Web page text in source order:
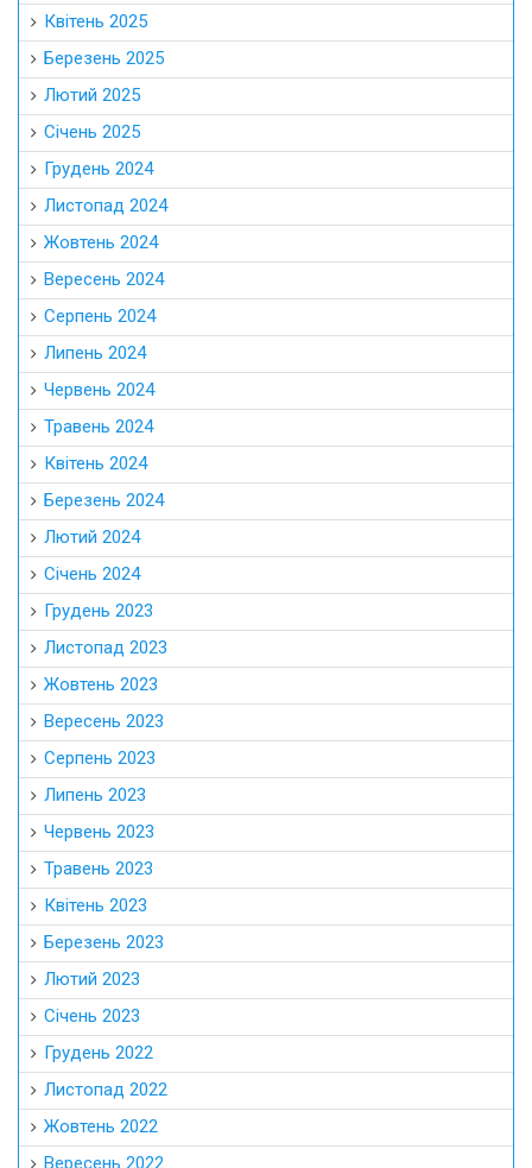
Квітень 2025
Березень 2025
Лютий 2025
Січень 2025
Грудень 2024
Листопад 2024
Жовтень 2024
Вересень 2024
Серпень 2024
Липень 2024
Червень 2024
Травень 2024
Квітень 2024
Березень 2024
Лютий 2024
Січень 2024
Грудень 2023
Листопад 2023
Жовтень 2023
Вересень 2023
Серпень 2023
Липень 2023
Червень 2023
Травень 2023
Квітень 2023
Березень 2023
Лютий 2023
Січень 2023
Грудень 2022
Листопад 2022
Жовтень 2022
Вересень 2022